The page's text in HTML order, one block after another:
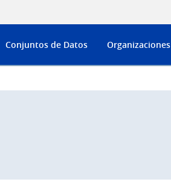
Conjuntos de Datos Organizaciones